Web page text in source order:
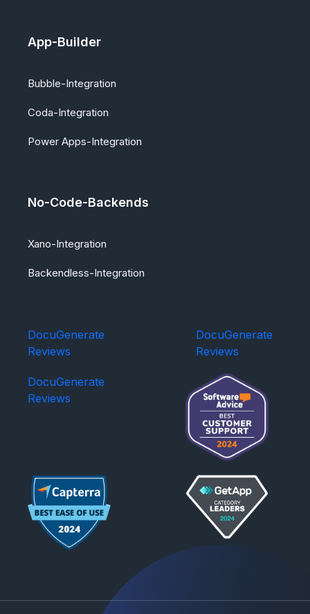
App-Builder
Bubble-Integration
Coda-Integration
Power Apps-Integration
No-Code-Backends
Xano-Integration
Backendless-Integration
DocuGenerate
Reviews
DocuGenerate
Reviews
DocuGenerate
Reviews